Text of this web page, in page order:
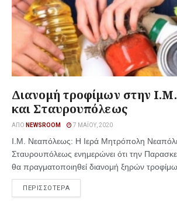
Διανομή τροφίμων στην
και Σταυρουπόλεως
ΑΠΌ NEWSROOM 7 ΜΑΪ́ΟΥ, 2020
Ι.Μ. Νεαπόλεως: Η Ιερά Μητρόπολη
Σταυρουπόλεως ενημερώνει ότι την
θα πραγματοποιηθεί διανομή ξηρών
ΠΕΡΙΣΣΟΤΕΡΑ